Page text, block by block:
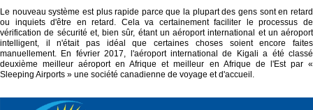
Le nouveau système est plus rapide parce que la plupart des gens sont en retard
ou inquiets d'être en retard. Cela va certainement faciliter le processus de
vérification de sécurité et, bien sûr, étant un aéroport international et un aéroport
intelligent, il n'était pas idéal que certaines choses soient encore faites
manuellement. En février 2017, l'aéroport international de Kigali a été classé
deuxième meilleur aéroport en Afrique et meilleur en Afrique de l'Est par «
Sleeping Airports » une société canadienne de voyage et d'accueil.